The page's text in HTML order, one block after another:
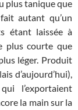
plus tanique que
autant qu’un
étant laissée à
plus courte que
léger. Produit
d’aujourd’hui),
l’exportaient
la main sur la